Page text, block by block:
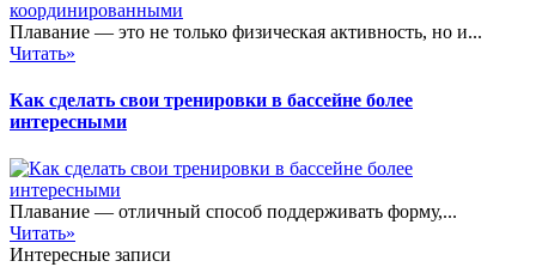
Плавание — это не только физическая активность, но и...
Читать»
Как сделать свои тренировки в бассейне более
интересными
Плавание — отличный способ поддерживать форму,...
Читать»
Интересные записи